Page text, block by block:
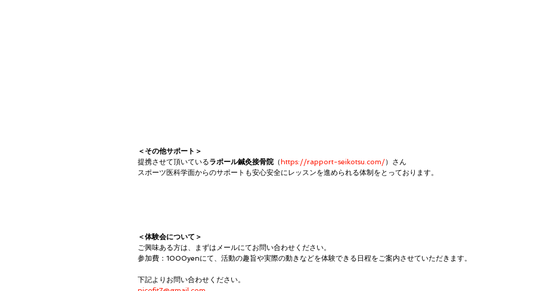
＜その他サポート＞
提携させて頂いているラポール鍼灸接骨院 （ https://rapport-seikotsu.com/）さん
スポーツ医科学面からのサポートも安心安全にレッスンを進められる体制をとっております。
＜体験会について＞
ご興味ある方は、まずはメールにてお問い合わせください。
参加費：1000yenにて、活動の趣旨や実際の動きなどを体験できる日程をご案内させていただきます。
下記よりお問い合わせください。